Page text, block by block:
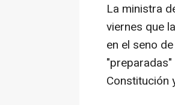
La ministra
viernes que
en el seno
Constitución